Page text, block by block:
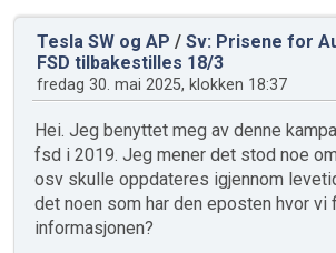
Tesla SW og AP / Sv: Prisene for
FSD tilbakestilles 18/3
fredag 30. mai 2025, klokken 18:37
Hei. Jeg benyttet meg av denne
fsd i 2019. Jeg mener det stod noe
osv skulle oppdateres igjennom
det noen som har den eposten hvor vi
informasjonen?